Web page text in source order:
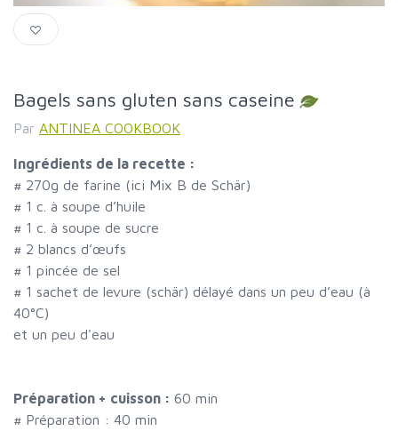
Bagels sans gluten sans caseine
Par ANTINEA COOKBOOK
Ingrédients de la recette :
# 270g de farine (ici Mix B de Schär)
# 1 c. à soupe d’huile
# 1 c. à soupe de sucre
# 2 blancs d’œufs
# 1 pincée de sel
# 1 sachet de levure (schär) délayé dans un peu d’eau (à
40°C)
et un peu d'eau
Préparation + cuisson : 60 min
# Préparation : 40 min